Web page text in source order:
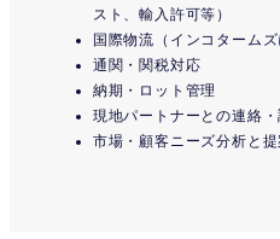
スト、輸入許可等）
国際物流（インコタームズ
通関・関税対応
納期・ロット管理
現地パートナーとの連絡
市場・顧客ニーズ分析と提